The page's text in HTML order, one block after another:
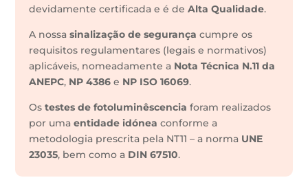
devidamente certificada e é deAlta Qualidade.
A nossasinalização de segurança cumpre os
requisitos regulamentares (legais e normativos)
aplicáveis, nomeadamente a Nota Técnica N.11 da
ANEPC, NP 4386 e NP ISO 16069.
Ostestes de fotoluminêscencia foram realizados
por umaentidade idónea conforme a
metodologia prescrita pela NT11 – a norma UNE
23035, bem como a DIN 67510.